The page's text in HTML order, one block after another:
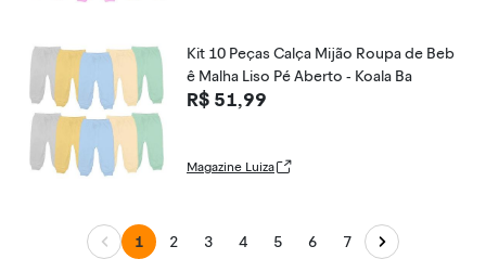
Kit 10 Peças Calça Mijão Roupa de Beb
ê Malha Liso Pé Aberto - Koala Ba
R$ 51,99
Magazine Luiza
1 2 3 4 5 6 7